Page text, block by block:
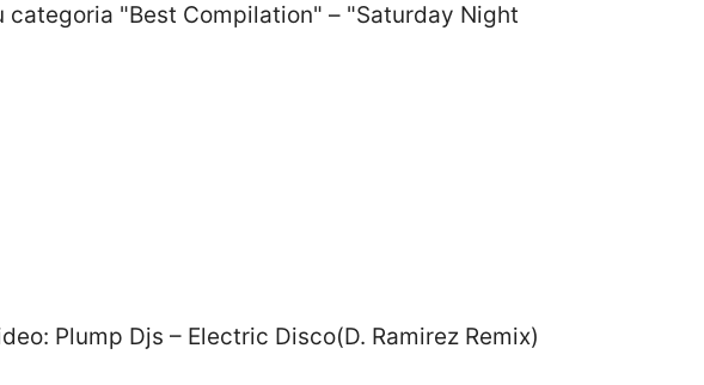
"Best Compilation" – "Saturday Night
Disco(D. Ramirez Remix)